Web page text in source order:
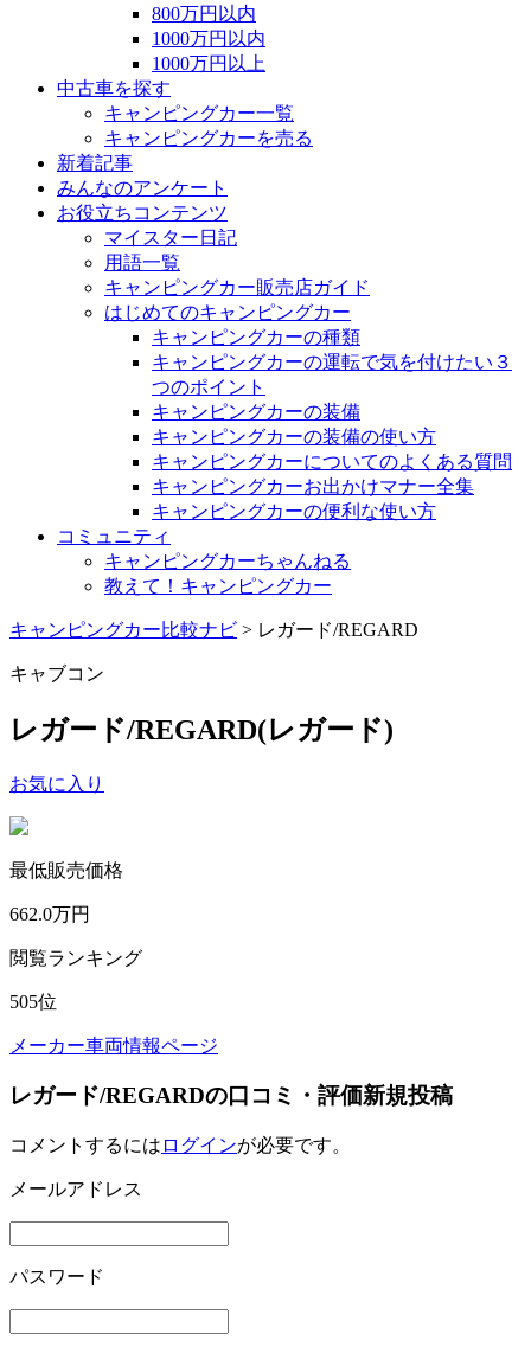
800万円以内
1000万円以内
1000万円以上
中古車を探す
キャンピングカー一覧
キャンピングカーを売る
新着記事
みんなのアンケート
お役立ちコンテンツ
マイスター日記
用語一覧
キャンピングカー販売店ガイド
はじめてのキャンピングカー
キャンピングカーの種類
キャンピングカーの運転で気を付けたい３
つのポイント
キャンピングカーの装備
キャンピングカーの装備の使い方
キャンピングカーについてのよくある質問
キャンピングカーお出かけマナー全集
キャンピングカーの便利な使い方
コミュニティ
キャンピングカーちゃんねる
教えて！キャンピングカー
キャンピングカー比較ナビ > レガード/REGARD
キャブコン
レガード/REGARD(レガード)
お気に入り
最低販売価格
662.0万円
閲覧ランキング
505位
メーカー車両情報ページ
レガード/REGARDの口コミ・評価新規投稿
コメントするには ログインが必要です。
メールアドレス
パスワード